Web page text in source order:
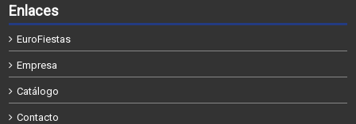
Enlaces
EuroFiestas
Empresa
Catálogo
Contacto